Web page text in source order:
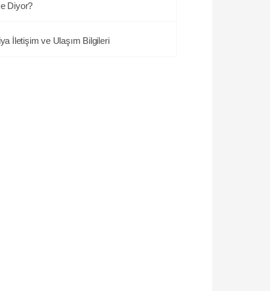
Diyor?
İletişim ve Ulaşım Bilgileri